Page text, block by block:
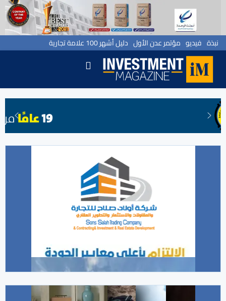
نبذة فيديو مؤتمر عدن الأول دليل أشهر 100 علامة تجارية